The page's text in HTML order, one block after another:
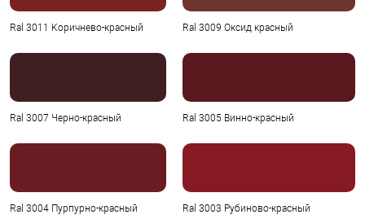
Ral 3011 Коричнево-красный Ral 3009 Оксид красный
Ral 3007 Черно-красный Ral 3005 Винно-красный
Ral 3004 Пурпурно-красный Ral 3003 Рубиново-красный